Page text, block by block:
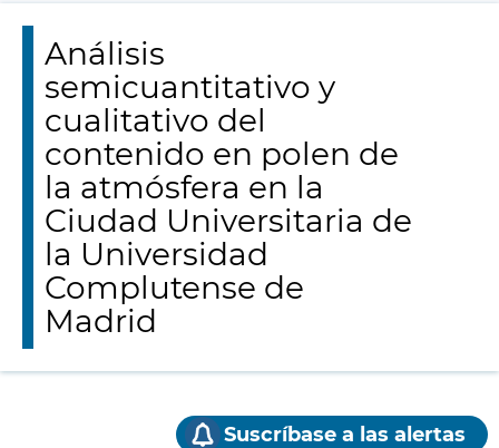
Análisis
semicuantitativo y
cualitativo del
contenido en polen de
la atmósfera en la
Ciudad Universitaria de
la Universidad
Complutense de
Madrid
Suscríbase a las alertas